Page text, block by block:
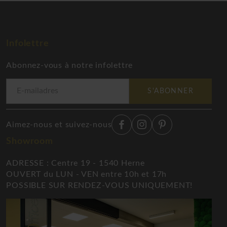
Abonnez-vous à notre infolettre
S'ABONNER
Aimez-nous et suivez-nous
ADRESSE : Centre 19 - 1540 Herne
OUVERT du LUN - VEN entre 10h et 17h
POSSIBLE SUR RENDEZ-VOUS UNIQUEMENT!